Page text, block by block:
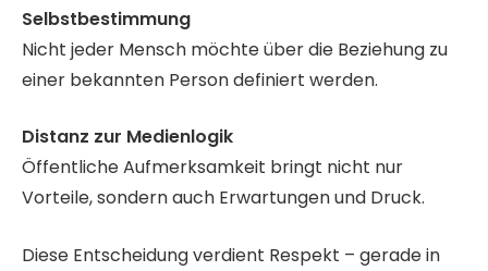
Selbstbestimmung
Nicht jeder Mensch möchte über die Beziehung zu
einer bekannten Person definiert werden.
Distanz zur Medienlogik
Öffentliche Aufmerksamkeit bringt nicht nur
Vorteile, sondern auch Erwartungen und Druck.
Diese Entscheidung verdient Respekt – gerade in